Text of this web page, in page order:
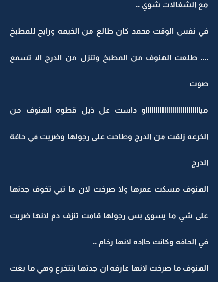
مع الشغالات شوي ..
في نفس الوقت محمد كان طالع من الخيمه ورايح للمطبخ
.... طلعت الهنوف من المطبخ وتنزل من الدرج الا تسمع
صوت
ميااااااااااااااااااااااااااااو داست عل ذيل قطوه الهنوف من
الخرعه زلقت من الدرج وطاحت على رجولها وضربت في حافة
الدرج
الهنوف مسكت عمرها ولا صرخت لان ما تبي تخوف جدتها
على شي ما يسوى بس رجولها قامت تنزف دم لانها ضربت
في الحافه وكانت حااده لانها رخام ..
الهنوف ما صرخت لانها عارفه ان جدتها بتتخرع وهي ما بغت